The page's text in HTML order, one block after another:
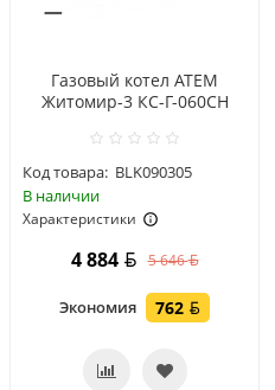
Газовый котел АТЕМ
Житомир-3 КС-Г-060СН
Код товара: BLK090305
В наличии
Характеристики
4 884 5 646
Экономия 762